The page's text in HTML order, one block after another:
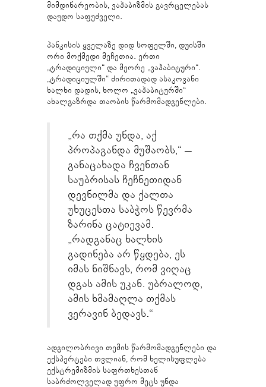
მიმდინარეობის, ვაჰაბიზმის გავრცელებას
დაუდო საფუძველი.
პანკისის ყველაზე დიდ სოფელში, დუისში
ორი მოქმედი მეჩეთია. ერთი
„ტრადიციული“ და მეორე „ვაჰაბიტური“.
„ტრადიციულში“ ძირითადად ასაკოვანი
ხალხი დადის, ხოლო „ვაჰაბიტურში“
ახალგაზრდა თაობის წარმომადგენლები.
„რა თქმა უნდა, აქ
პროპაგანდა მუშაობს,“ –
განაცახადა ჩვენთან
საუბრისას ჩეჩნეთიდან
დევნილმა და ქალთა
უხუცესთა საბჭოს წევრმა
ზარინა ცატიევამ.
„რადგანაც ხალხის
გადინება არ წყდება, ეს
იმას ნიშნავს, რომ ვიღაც
დგას ამის უკან. უბრალოდ,
ამის ხმამაღლა თქმას
ვერავინ ბედავს.“
ადგილობრივი თემის წარმომადგენლები და
ექსპერტები თვლიან, რომ ხელისუფლება
ექსტრემიზმის საფრთხესთან
საბრძოლველად უფრო მეტს უნდა